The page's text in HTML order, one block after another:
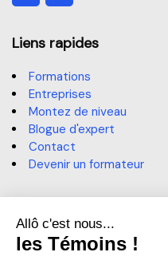
Liens rapides
Formations
Entreprises
Montez de niveau
Blogue d'expert
Contact
Devenir un formateur
514 364-3320, poste 6191